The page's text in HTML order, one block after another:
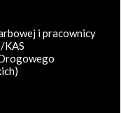
i pracownicy
KAS